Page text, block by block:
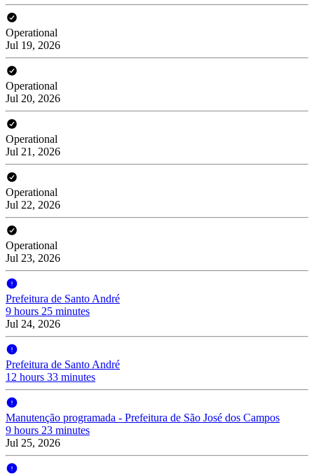
Operational
Jul 19, 2026
Operational
Jul 20, 2026
Operational
Jul 21, 2026
Operational
Jul 22, 2026
Operational
Jul 23, 2026
Prefeitura de Santo André
9 hours 25 minutes
Jul 24, 2026
Prefeitura de Santo André
12 hours 33 minutes
Manutenção programada - Prefeitura de São José dos Campos
9 hours 23 minutes
Jul 25, 2026